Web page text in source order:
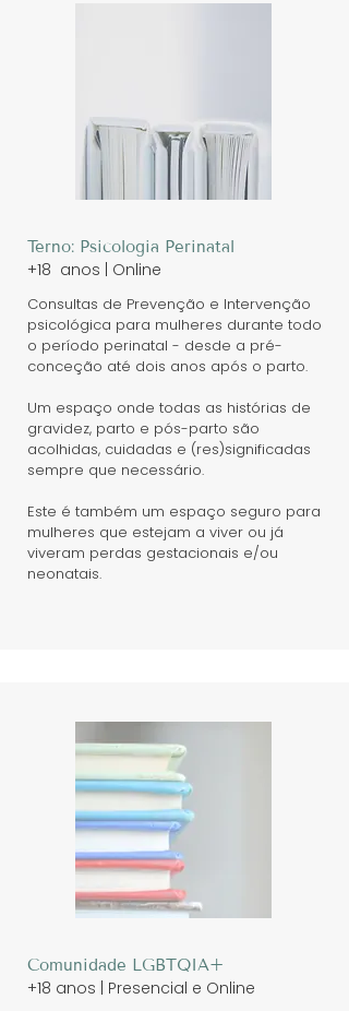
Terno: Psicologia Perinatal
+18 anos | Online
Consultas de Prevenção e Intervenção
psicológica para mulheres durante todo
o período perinatal - desde a pré-
conceção até dois anos após o parto.
Um espaço onde todas as histórias de
gravidez, parto e pós-parto são
acolhidas, cuidadas e (res)significadas
sempre que necessário.
Este é também um espaço seguro para
mulheres que estejam a viver ou já
viveram perdas gestacionais e/ou
neonatais.
Comunidade LGBTQIA+
+18 anos | Presencial e Online